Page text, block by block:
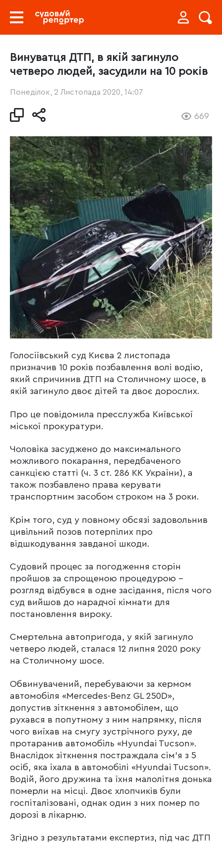
Винуватця ДТП, в якій загинуло
четверо людей, засудили на 10 років
Понеділок, 2 Листопада 2020, 14:07
669
Голосіївський суд Києва 2 листопада
призначив 10 років позбавлення волі водію,
який спричинив ДТП на Столичному шосе, в
якій загинуло двоє дітей та двоє дорослих.
Про це повідомила пресслужба Київської
міської прокуратури.
Чоловіка засуджено до максимального
можливого покарання, передбаченого
санкцією статті (ч. 3 ст. 286 КК України), а
також позбавлено права керувати
транспортним засобом строком на 3 роки.
Крім того, суд у повному обсязі задовольнив
цивільний позов потерпілих про
відшкодування завданої шкоди.
Судовий процес за погодження сторін
пройшов за спрощеною процедурою –
розгляд відбувся в одне засідання, після чого
суд вийшов до нарадчої кімнати для
постановлення вироку.
Смертельна автопригода, у якій загинуло
четверо людей, сталася 12 липня 2020 року
на Столичному шосе.
Обвинувачений, перебуваючи за кермом
автомобіля «Mercedes-Benz GL 250D»,
допустив зіткнення з автомобілем, що
рухався в попутному з ним напрямку, після
чого виїхав на смугу зустрічного руху, де
протаранив автомобіль «Hyundai Tucson».
Внаслідок зіткнення постраждала сім’я з 5
осіб, яка їхала в автомобілі «Hyundai Tucson».
Водій, його дружина та їхня малолітня донька
померли на місці. Двоє хлопчиків були
госпіталізовані, однак один з них помер по
дорозі в лікарню.
Згідно з результатами експертиз, під час ДТП